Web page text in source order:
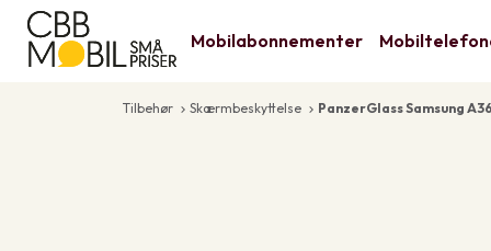
Mobilabonnementer
Tilbehør keyboard_arrow_right Skærmbeskyttelse keyboard_arrow_right PanzerGlass Samsung